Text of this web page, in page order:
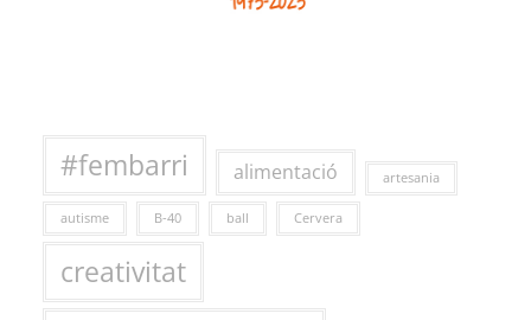
#fembarri alimentació artesania
autisme B-40 ball Cervera
creativitat